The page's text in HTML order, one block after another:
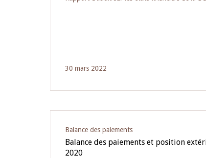
30 mars 2022
Balance des paiements
Balance des paiements et position
2020